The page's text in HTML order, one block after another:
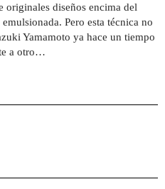
originales diseños encima del
Pero esta técnica no
Yamamoto ya hace un tiempo
a otro…